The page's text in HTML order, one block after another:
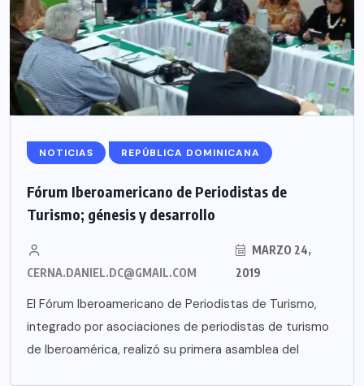
NOTICIAS REPÚBLICA DOMINICANA
Fórum Iberoamericano de Periodistas de
Turismo; génesis y desarrollo
CERNA.DANIEL.DC@GMAIL.COM
MARZO 24,
2019
El Fórum Iberoamericano de Periodistas de Turismo,
integrado por asociaciones de periodistas de turismo
de Iberoamérica, realizó su primera asamblea del